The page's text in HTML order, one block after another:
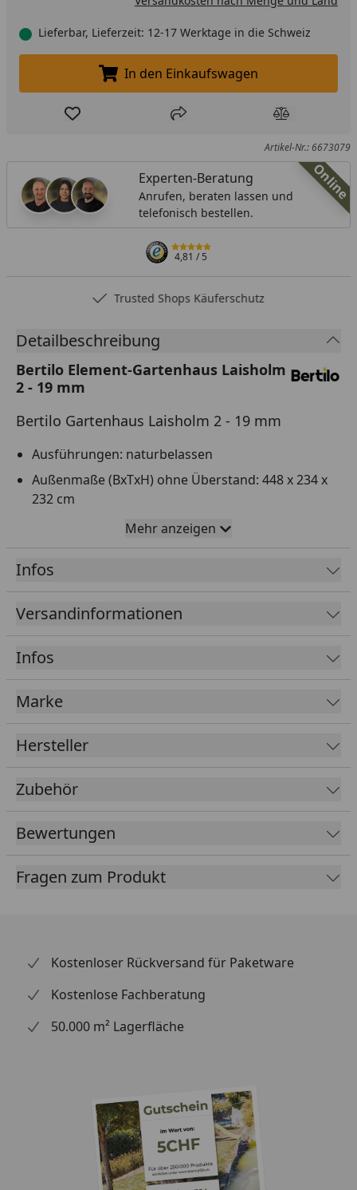
Lieferbar, Lieferzeit: 12-17 Werktage in die Schweiz
In den Einkaufswagen legen
In den Einkaufswagen
Produkt zur Wunschliste hinzufügen
Teilen Produkt
Artikel-Nr.: 6673079
Online
Experten-Beratung
Anrufen, beraten lassen und
telefonisch bestellen.
4,81/ 5
Trusted Shops Käuferschutz
Detailbeschreibung
Bertilo Element-Gartenhaus Laisholm
2 - 19 mm
Bertilo Gartenhaus Laisholm 2 - 19 mm
Ausführungen: naturbelassen
Außenmaße (BxTxH) ohne Überstand: 448 x 234 x
232 cm
Pultdach - 19 mm Dachstärke
19 mm Wandstärke - Elementbauweise
16 mm Multifunktionsplatte für den Boden
(Lichtausschnitt aus Sicherheitsglas)
flexibel wählbar
Bei einer Bestellung inkl. Montage-Service oder
Fundamentbalken von unseren Monteuren
kostenlos mitgebracht
Tipp: Unter folgendem
Kaufberater, der Ihnen erklärt, welches Zubehör
welches Zubehör Sie optional wählen können.
Sockelmaß (B x T)
448 x 234 cm
Innenmaß (B x T)
variabel
205 + 236 x 230 cm oder
312 + 129 x 230 cm
Grundfläche
10,2 m²
Umbauter Raum
22,2 m³
Mehr anzeigen
Infos
Versandinformationen
Infos
Marke
Hersteller
Zubehör
Bewertungen
Fragen zum Produkt
Kostenloser Rückversand für Paketware
Kostenlose Fachberatung
50.000 m² Lagerfläche